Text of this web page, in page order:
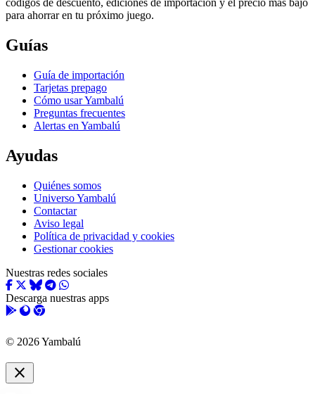
códigos de descuento, ediciones de importación y el precio más bajo
para ahorrar en tu próximo juego.
Guías
Guía de importación
Tarjetas prepago
Cómo usar Yambalú
Preguntas frecuentes
Alertas en Yambalú
Ayudas
Quiénes somos
Universo Yambalú
Contactar
Aviso legal
Política de privacidad y cookies
Gestionar cookies
Nuestras redes sociales
Descarga nuestras apps
© 2026 Yambalú
close